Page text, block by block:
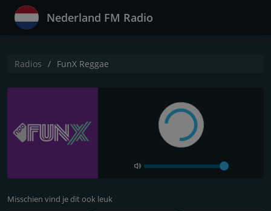
Nederland FM Radio
Radios FunX Reggae
Misschien vind je dit ook leuk